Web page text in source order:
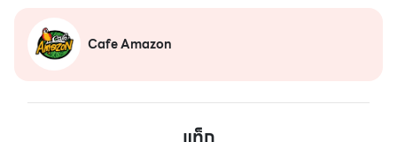
Cafe Amazon